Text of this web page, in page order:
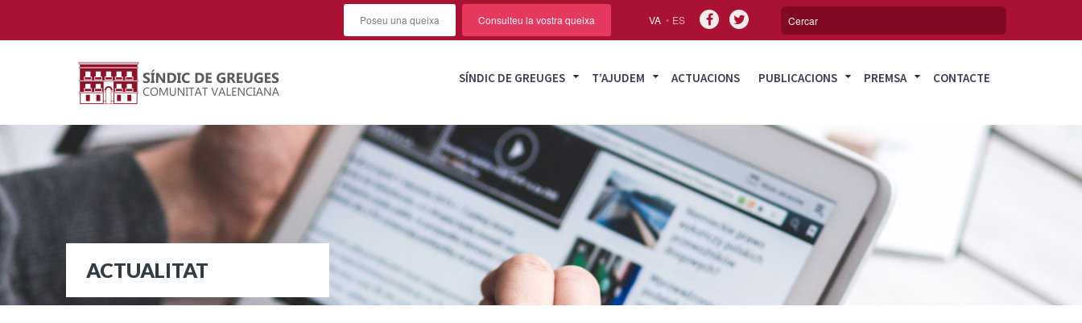
VA ES
Poseu una queixa Consulteu la vostra queixa
SÍNDIC DE GREUGES T’AJUDEM ACTUACIONS PUBLICACIONS PREMSA CONTACTE
ACTUALITAT